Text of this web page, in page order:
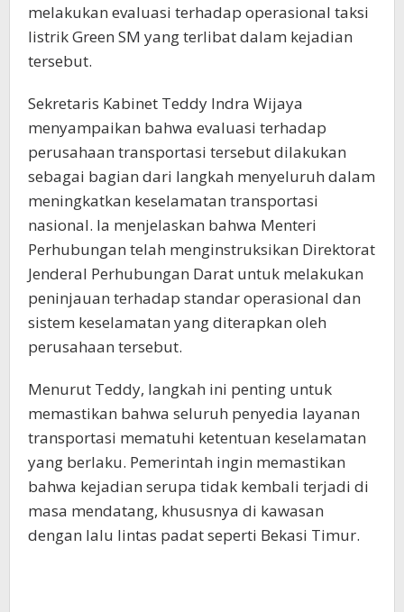
melakukan evaluasi terhadap operasional taksi
listrik Green SM yang terlibat dalam kejadian
tersebut.
Sekretaris Kabinet Teddy Indra Wijaya
menyampaikan bahwa evaluasi terhadap
perusahaan transportasi tersebut dilakukan
sebagai bagian dari langkah menyeluruh dalam
meningkatkan keselamatan transportasi
nasional. Ia menjelaskan bahwa Menteri
Perhubungan telah menginstruksikan Direktorat
Jenderal Perhubungan Darat untuk melakukan
peninjauan terhadap standar operasional dan
sistem keselamatan yang diterapkan oleh
perusahaan tersebut.
Menurut Teddy, langkah ini penting untuk
memastikan bahwa seluruh penyedia layanan
transportasi mematuhi ketentuan keselamatan
yang berlaku. Pemerintah ingin memastikan
bahwa kejadian serupa tidak kembali terjadi di
masa mendatang, khususnya di kawasan
dengan lalu lintas padat seperti Bekasi Timur.